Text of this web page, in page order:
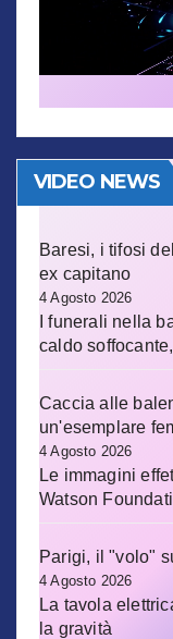
VIDEO NEWS
Baresi, i tifosi
ex capitano
4 Agosto 2026
I funerali nella
caldo
Caccia alle
un'esemplare
4 Agosto 2026
Le immagini
Watson
Parigi, il "volo"
4 Agosto 2026
La tavola
la gravità